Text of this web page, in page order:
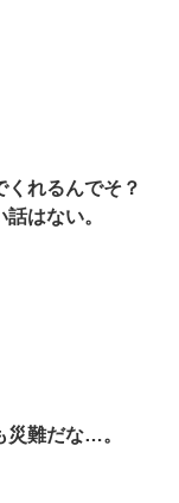
くれるんでそ？
はない。
災難だな…。